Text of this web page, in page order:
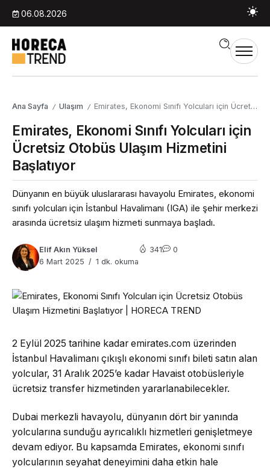
06.08.2026
Ana Sayfa / Ulaşım / Emirates, Ekonomi Sınıfı Yolcuları için Ücretsiz Otobüs Ulaşım Hizmetini Başlatıyor
Emirates, Ekonomi Sınıfı Yolcuları için
Ücretsiz Otobüs Ulaşım Hizmetini
Başlatıyor
Dünyanın en büyük uluslararası havayolu Emirates, ekonomi
sınıfı yolcuları için İstanbul Havalimanı (IGA) ile şehir merkezi
arasında ücretsiz ulaşım hizmeti sunmaya başladı.
Elif Akın Yüksel
6 Mart 2025
1 dk. okuma
341 0
2 Eylül 2025 tarihine kadar emirates.com üzerinden
İstanbul Havalimanı çıkışlı ekonomi sınıfı bileti satın alan
yolcular, 31 Aralık 2025’e kadar Havaist otobüsleriyle
ücretsiz transfer hizmetinden yararlanabilecekler.
Dubai merkezli havayolu, dünyanın dört bir yanında
yolcularına sunduğu ayrıcalıklı hizmetleri genişletmeye
devam ediyor. Bu kapsamda Emirates, ekonomi sınıfı
yolcularının seyahat deneyimini daha etkin hale